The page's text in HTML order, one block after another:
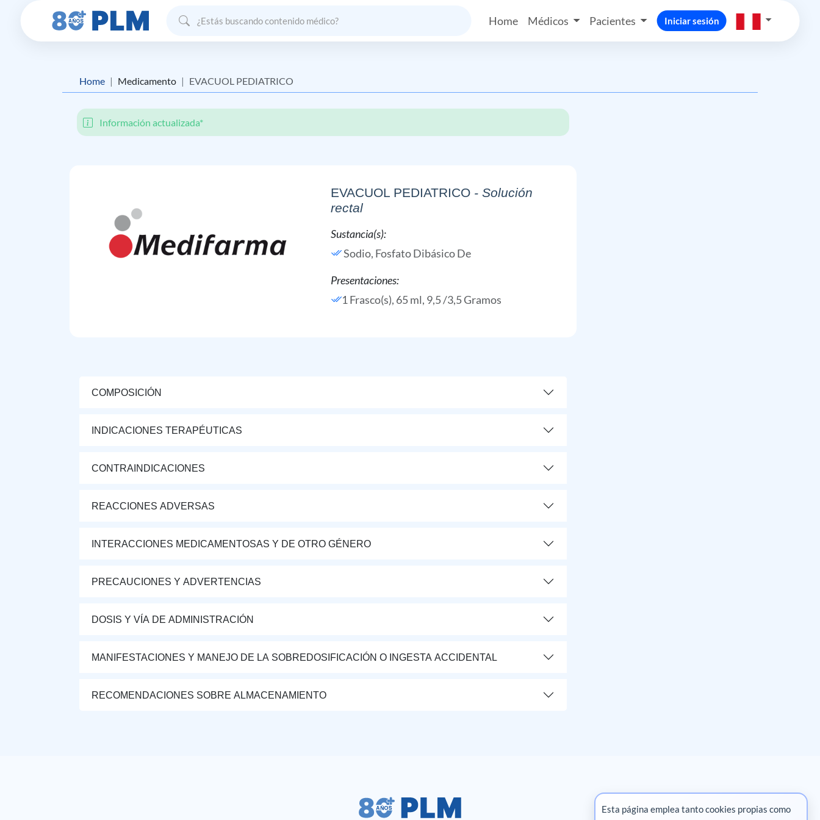
Home Médicos Pacientes Iniciar sesión
Home Medicamento EVACUOL PEDIATRICO
Información actualizada*
EVACUOL PEDIATRICO - Solución
rectal
Sustancia(s):
Sodio, Fosfato Dibásico De
Presentaciones:
1 Frasco(s), 65 ml, 9,5 /3,5 Gramos
COMPOSICIÓN
INDICACIONES TERAPÉUTICAS
CONTRAINDICACIONES
REACCIONES ADVERSAS
INTERACCIONES MEDICAMENTOSAS Y DE OTRO GÉNERO
PRECAUCIONES Y ADVERTENCIAS
DOSIS Y VÍA DE ADMINISTRACIÓN
MANIFESTACIONES Y MANEJO DE LA SOBREDOSIFICACIÓN O INGESTA ACCIDENTAL
RECOMENDACIONES SOBRE ALMACENAMIENTO
Esta página emplea tanto cookies propias como